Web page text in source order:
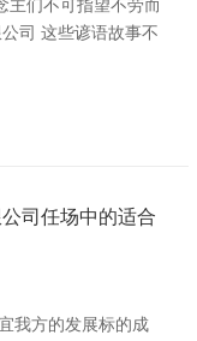
主们不可指望不劳而
司 这些谚语故事不
司任场中的适合
我方的发展标的成